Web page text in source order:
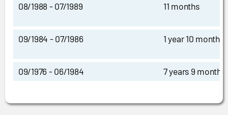
08/1988 - 07/1989 11 months
09/1984 - 07/1986 1 year 10 months
09/1976 - 06/1984 7 years 9 months